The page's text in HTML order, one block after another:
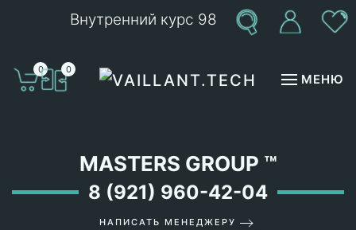
Внутренний курс 98
0 0
МЕНЮ
MASTERS GROUP ™
8 (921) 960-42-04
НАПИСАТЬ МЕНЕДЖЕРУ